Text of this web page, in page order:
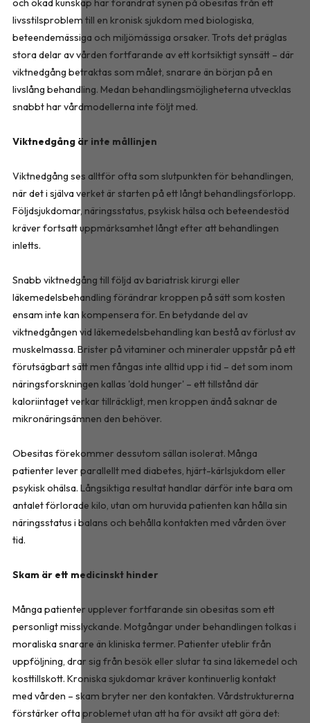
och ökad kunskap har förändrat synen på obesitas från ett
livsstilsproblem till en kronisk sjukdom med biologiska,
beteendemässiga och miljömässiga orsaker. Trots det präglas
stora delar av vården fortfarande av ett kortsiktigt synsätt – där
viktnedgång betraktas som målet, snarare än början på en
livslång behandling. Medan behandlingsmöjligheterna utvecklas
snabbt har vårdmodellerna inte följt med.
Viktnedgång är inte mållinjen
Viktnedgång ses alltför ofta som slutpunkten för behandlingen,
när det i själva verket är starten på ett långt behandlingsförlopp.
Följdsjukdomar, näringsstatus, psykisk hälsa och beteendestöd
kräver fortsatt uppmärksamhet långt efter att behandlingen
inletts.
Snabb viktnedgång till följd av bariatrisk kirurgi eller
läkemedelsbehandling förändrar kroppen på sätt som kosten
ensam inte kan kompensera för. En betydande del av
viktnedgången vid läkemedelsbehandling kan bestå av förlust av
muskelmassa. Brister på vitaminer och mineraler uppstår på ett
förutsägbart sätt men fångas inte alltid upp i tid – det som inom
näringsforskningen kallas 'dold hunger' – ett tillstånd där
kaloriintaget verkar tillräckligt, men kroppen ändå saknar de
mikronäringsämnen den behöver.
Obesitas förekommer dessutom sällan isolerat. Många
patienter lever parallellt med diabetes, hjärt-kärlsjukdom eller
psykisk ohälsa. Långsiktiga resultat handlar därför inte bara om
antalet förlorade kilo, utan om huruvida patienten kan hålla sin
näringsstatus i balans och behålla kontakten med vården över
tid.
Skam är ett medicinskt hinder
Många patienter upplever fortfarande sin obesitas som ett
personligt misslyckande. Motgångar under behandlingen tolkas i
moraliska snarare än kliniska termer. Patienter uteblir från
uppföljning, drar sig från besök eller slutar ta sina läkemedel och
kosttillskott. Kroniska sjukdomar kräver kontinuerlig kontakt
med vården – skam bryter ner den kontakten. Vårdstrukturerna
förstärker ofta problemet utan att ha för avsikt att göra det: